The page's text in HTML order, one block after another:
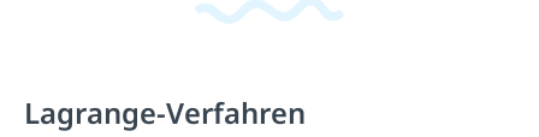
Lagrange-Verfahren